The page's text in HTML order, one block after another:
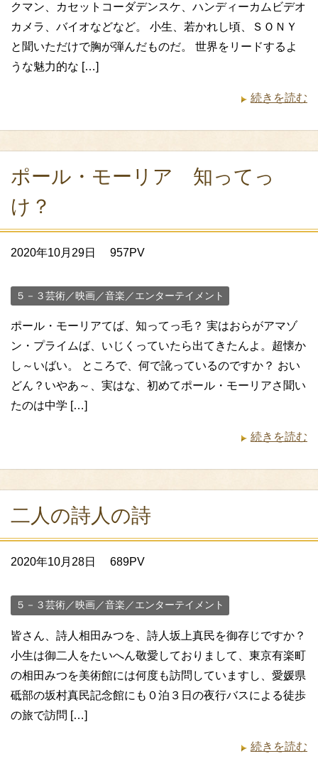
クマン、カセットコーダデンスケ、ハンディーカムビデオ
カメラ、バイオなどなど。 小生、若かれし頃、ＳＯＮＹ
と聞いただけで胸が弾んだものだ。 世界をリードするよ
うな魅力的な […]
続きを読む
ポール・モーリア 知ってっ
け？
2020年10月29日 957PV
５－３芸術／映画／音楽／エンターテイメント
ポール・モーリアてば、知ってっ毛？ 実はおらがアマゾ
ン・プライムば、いじくっていたら出てきたんよ。超懐か
し～いばい。 ところで、何で訛っているのですか？ おい
どん？いやあ～、実はな、初めてポール・モーリアさ聞い
たのは中学 […]
続きを読む
二人の詩人の詩
2020年10月28日 689PV
５－３芸術／映画／音楽／エンターテイメント
皆さん、詩人相田みつを、詩人坂上真民を御存じですか？
小生は御二人をたいへん敬愛しておりまして、東京有楽町
の相田みつを美術館には何度も訪問していますし、愛媛県
砥部の坂村真民記念館にも０泊３日の夜行バスによる徒歩
の旅で訪問 […]
続きを読む